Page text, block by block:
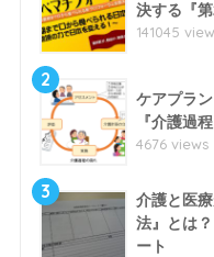
決する『
141045
2
ケアプラ
『介護過
4676 views
3
介護と医
法』とは
ート